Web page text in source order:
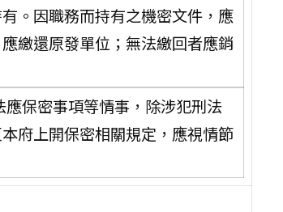
。因職務而持有之機密文件，應
繳還原發單位；無法繳回者應銷
保密事項等情事，除涉犯刑法
府上開保密相關規定，應視情節